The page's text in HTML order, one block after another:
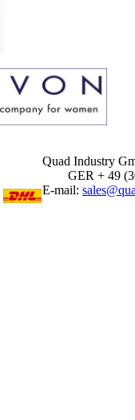
Quad Industry
GER + 49
E-mail: